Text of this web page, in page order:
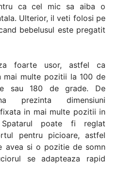
ca cel mic sa aiba o
Ulterior, il veti folosi pe
bebelusul este pregatit
foarte usor, astfel ca
multe pozitii la 100 de
sau 180 de grade. De
prezinta dimensiuni
in mai multe pozitii in
poate fi reglat
pentru picioare, astfel
avea si o pozitie de somn
se adapteaza rapid